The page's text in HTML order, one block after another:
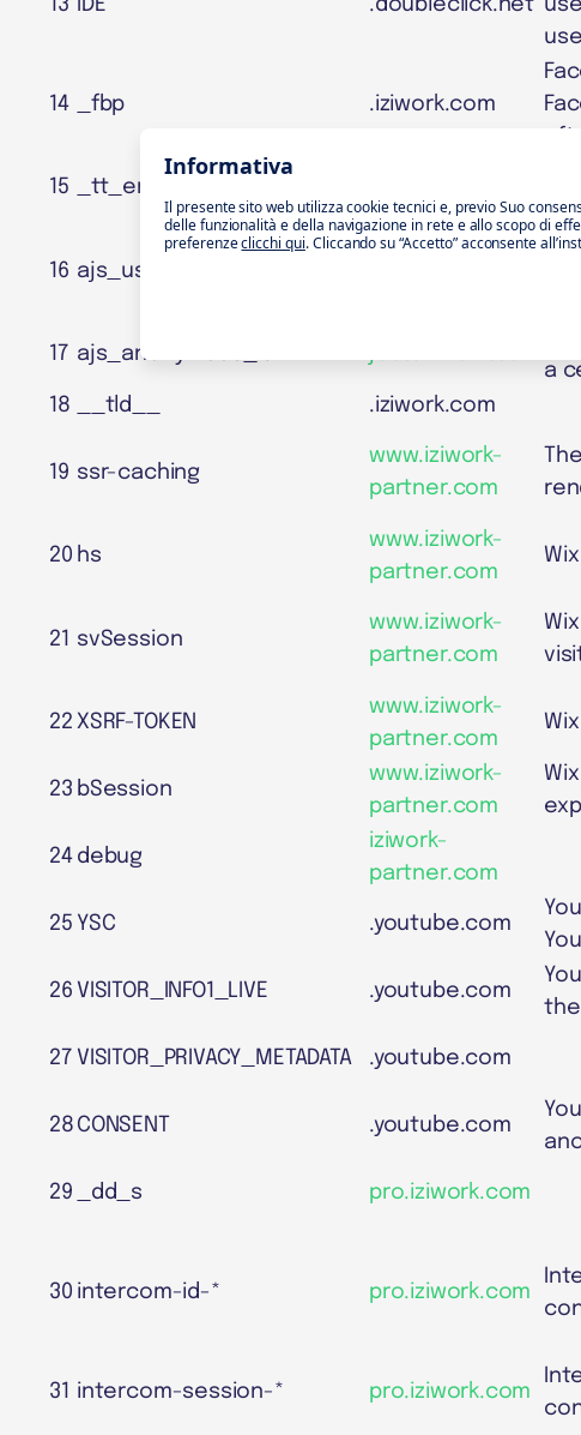
13 IDE .doubleclick.net
14 _fbp .iziwork.com
15 _tt_enable_cookie
on
16 ajs_user_id
17 ajs_anonymous_id
a
18
__tld__ .iziwork.com
19 ssr-caching
www.iziwork-
partner.com
20 hs
www.iziwork-
partner.com
21 svSession
www.iziwork-
partner.com
22 XSRF-TOKEN
www.iziwork-
partner.com
23 bSession
www.iziwork-
partner.com
24 debug
iziwork-
partner.com
25 YSC .youtube.com
26 VISITOR_INFO1_LIVE .youtube.com
27 VISITOR_PRIVACY_METADATA .youtube.com
28 CONSENT .youtube.com
29 _dd_s pro.iziwork.com
30 intercom-id-* pro.iziwork.com
31 intercom-session-* pro.iziwork.com
Informativa
Il presente sito web utilizza cookie tecnici e, previo Suo
delle funzionalità e della navigazione in rete e allo scopo di
preferenzeclicchi qui. Cliccando su “Accetto” acconsente